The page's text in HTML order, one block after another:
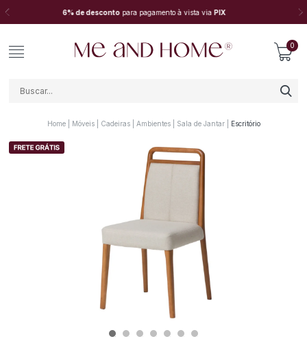
Em até10X sem jurosno cartão de crédito
0
Home Móveis Cadeiras Ambientes Sala de Jantar Escritório